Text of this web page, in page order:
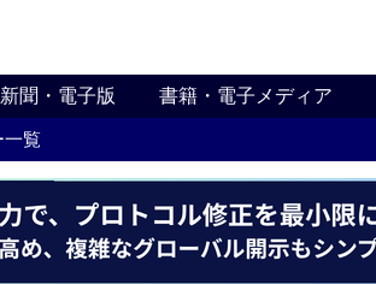
新聞・電子版 書籍・電子メディア
一覧